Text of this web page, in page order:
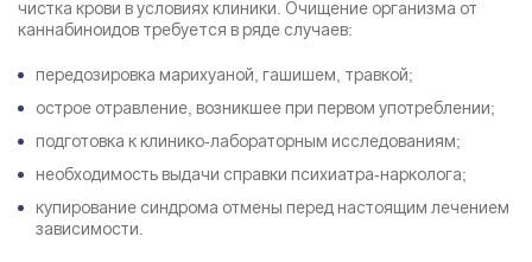
чистка крови в условиях клиники. Очищение организма от
каннабиноидов требуется в ряде случаев:
передозировка марихуаной, гашишем, травкой;
острое отравление, возникшее при первом употреблении;
подготовка к клинико-лабораторным исследованиям;
необходимость выдачи справки психиатра-нарколога;
купирование синдрома отмены перед настоящим лечением
зависимости.
конфиденциальностиипользовательским соглашением
Вызвать специалиста
Результаты поиска (0)
Нажимая кнопку я соглашаюсь с политикой
конфиденциальности
пользовательским соглашением